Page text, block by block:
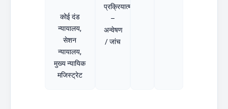
कोई दंड
न्यायालय,
सेशन
न्यायालय,
मुख्य न्यायिक
मजिस्ट्रेट
प्रक्रियात्मक
–
अन्वेषण
/ जांच